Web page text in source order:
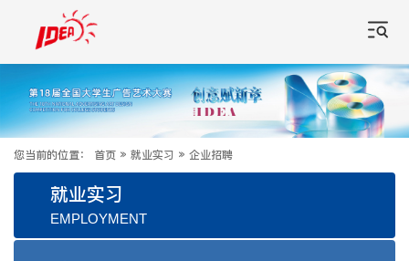
您当前的位置： 首页 » 就业实习 » 企业招聘
就业实习
EMPLOYMENT